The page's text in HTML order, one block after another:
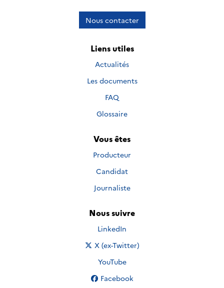
Nous contacter
Liens utiles
Actualités
Les documents
FAQ
Glossaire
Vous êtes
Producteur
Candidat
Journaliste
Nous suivre
Nous suivre sur
LinkedIn
Nous suivre sur
X (ex-Twitter)
Nous suivre sur
YouTube
Nous suivre sur
Facebook